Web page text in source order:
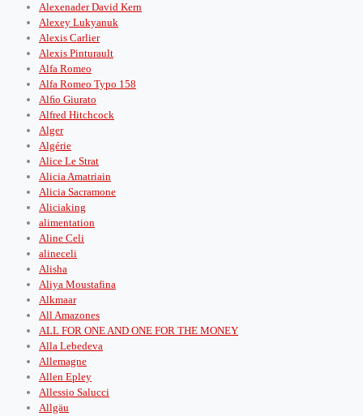
Alexenader David Kern
Alexey Lukyanuk
Alexis Carlier
Alexis Pinturault
Alfa Romeo
Alfa Romeo Typo 158
Alﬁo Giurato
Alfred Hitchcock
Alger
Algérie
Alice Le Strat
Alicia Amatriain
Alicia Sacramone
Aliciaking
alimentation
Aline Celi
alineceli
Alisha
Aliya Moustafina
Alkmaar
All Amazones
ALL FOR ONE AND ONE FOR THE MONEY
Alla Lebedeva
Allemagne
Allen Epley
Allessio Salucci
Allgäu